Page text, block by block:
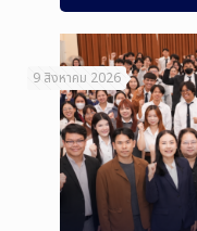
9 สิงหาคม 2026